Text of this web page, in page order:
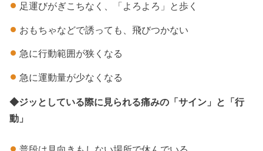
足運びがぎこちなく、「よろよろ」と歩く
おもちゃなどで誘っても、飛びつかない
急に行動範囲が狭くなる
急に運動量が少なくなる
◆ジッとしている際に見られる痛みの「サイン」と「行
動」